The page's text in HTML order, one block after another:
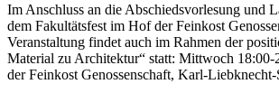
Im Anschluss an die Abschiedsvorlesung und
dem Fakultätsfest im Hof der Feinkost
Veranstaltung findet auch im Rahmen der
Material zu Architektur“ statt: Mittwoch
der Feinkost Genossenschaft, Karl-Liebknecht-